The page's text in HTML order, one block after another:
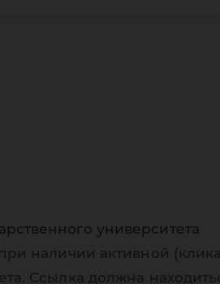
университета
наличии активной
Ссылка должна